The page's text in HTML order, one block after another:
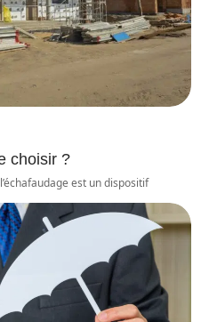
choisir ?
est un dispositif